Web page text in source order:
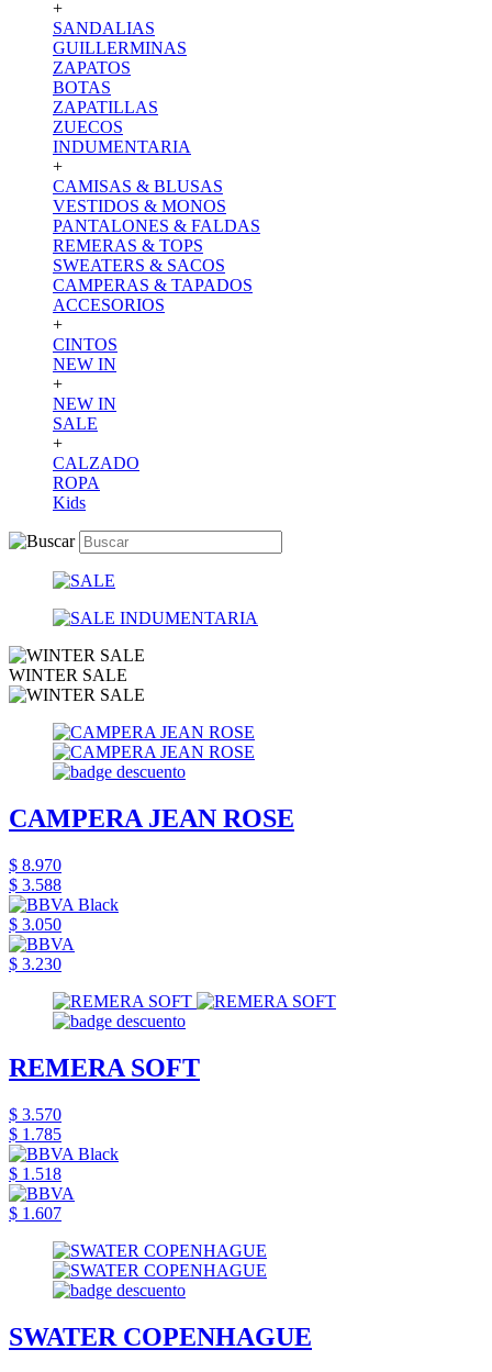
+
SANDALIAS
GUILLERMINAS
ZAPATOS
BOTAS
ZAPATILLAS
ZUECOS
INDUMENTARIA
+
CAMISAS & BLUSAS
VESTIDOS & MONOS
PANTALONES & FALDAS
REMERAS & TOPS
SWEATERS & SACOS
CAMPERAS & TAPADOS
ACCESORIOS
+
CINTOS
NEW IN
+
NEW IN
SALE
+
CALZADO
ROPA
Kids
WINTER SALE
CAMPERA JEAN ROSE
$ 8.970
$ 3.588
$ 3.050
$ 3.230
REMERA SOFT
$ 3.570
$ 1.785
$ 1.518
$ 1.607
SWATER COPENHAGUE